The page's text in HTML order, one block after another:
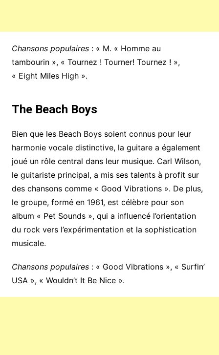
Chansons populaires: « M. « Homme au
tambourin », « Tournez ! Tourner! Tournez ! »,
« Eight Miles High ».
The Beach Boys
Bien que les Beach Boys soient connus pour leur
harmonie vocale distinctive, la guitare a également
joué un rôle central dans leur musique. Carl Wilson,
le guitariste principal, a mis ses talents à profit sur
des chansons comme « Good Vibrations ». De plus,
le groupe, formé en 1961, est célèbre pour son
album « Pet Sounds », qui a influencé l’orientation
du rock vers l’expérimentation et la sophistication
musicale.
Chansons populaires: « Good Vibrations », « Surfin’
USA », « Wouldn’t It Be Nice ».